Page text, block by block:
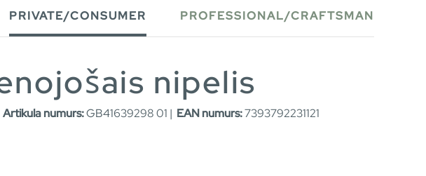
PRIVATE/CONSUMER PROFESSIONAL/CRAFTSMAN
nipelis
Artikula numurs:GB41639298 01 | EAN numurs:7393792231121